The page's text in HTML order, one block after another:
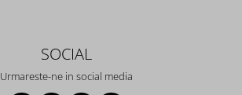
SOCIAL
Urmareste-ne in social media